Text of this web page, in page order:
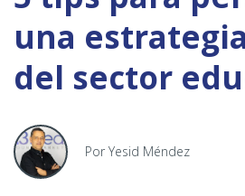
una
del sector
Por Yesid Méndez